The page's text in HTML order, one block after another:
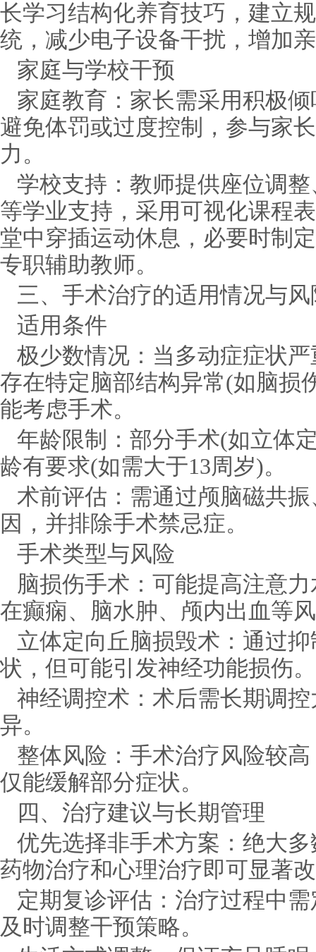
长学习结构化养育技巧，建立
统，减少电子设备干扰，增加
家庭与学校干预
家庭教育：家长需采用积极
避免体罚或过度控制，参与家
力。
学校支持：教师提供座位调
等学业支持，采用可视化课程
堂中穿插运动休息，必要时制
专职辅助教师。
三、手术治疗的适用情况与风
适用条件
极少数情况：当多动症症状
存在特定脑部结构异常(如脑损
能考虑手术。
年龄限制：部分手术(如立体
龄有要求(如需大于13周岁)。
术前评估：需通过颅脑磁共
因，并排除手术禁忌症。
手术类型与风险
脑损伤手术：可能提高注意
在癫痫、脑水肿、颅内出血等
立体定向丘脑损毁术：通过
状，但可能引发神经功能损伤。
神经调控术：术后需长期调
异。
整体风险：手术治疗风险较
仅能缓解部分症状。
四、治疗建议与长期管理
优先选择非手术方案：绝大
药物治疗和心理治疗即可显著
定期复诊评估：治疗过程中
及时调整干预策略。